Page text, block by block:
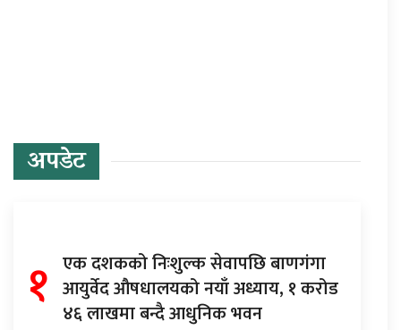
अपडेट
१ एक दशकको निःशुल्क सेवापछि बाणगंगा
आयुर्वेद औषधालयको नयाँ अध्याय, १ करोड
४६ लाखमा बन्दै आधुनिक भवन